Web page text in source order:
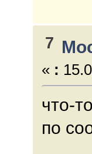
7
« :
что-
по